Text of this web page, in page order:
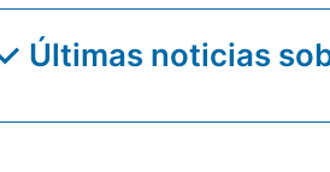
Últimas noticias